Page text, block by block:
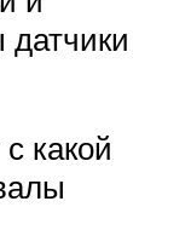
какой